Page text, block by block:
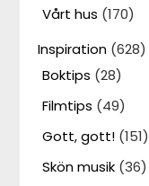
Vårt hus (170)
Inspiration (628)
Boktips (28)
Filmtips (49)
Gott, gott! (151)
Skön musik (36)